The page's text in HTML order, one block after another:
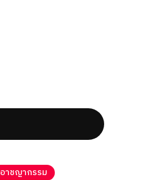
อาชญากรรม